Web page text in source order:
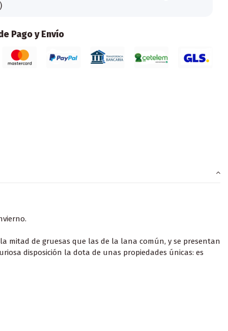
Pago y Envío
mitad de gruesas que las de la lana común, y se presentan
disposición la dota de unas propiedades únicas: es